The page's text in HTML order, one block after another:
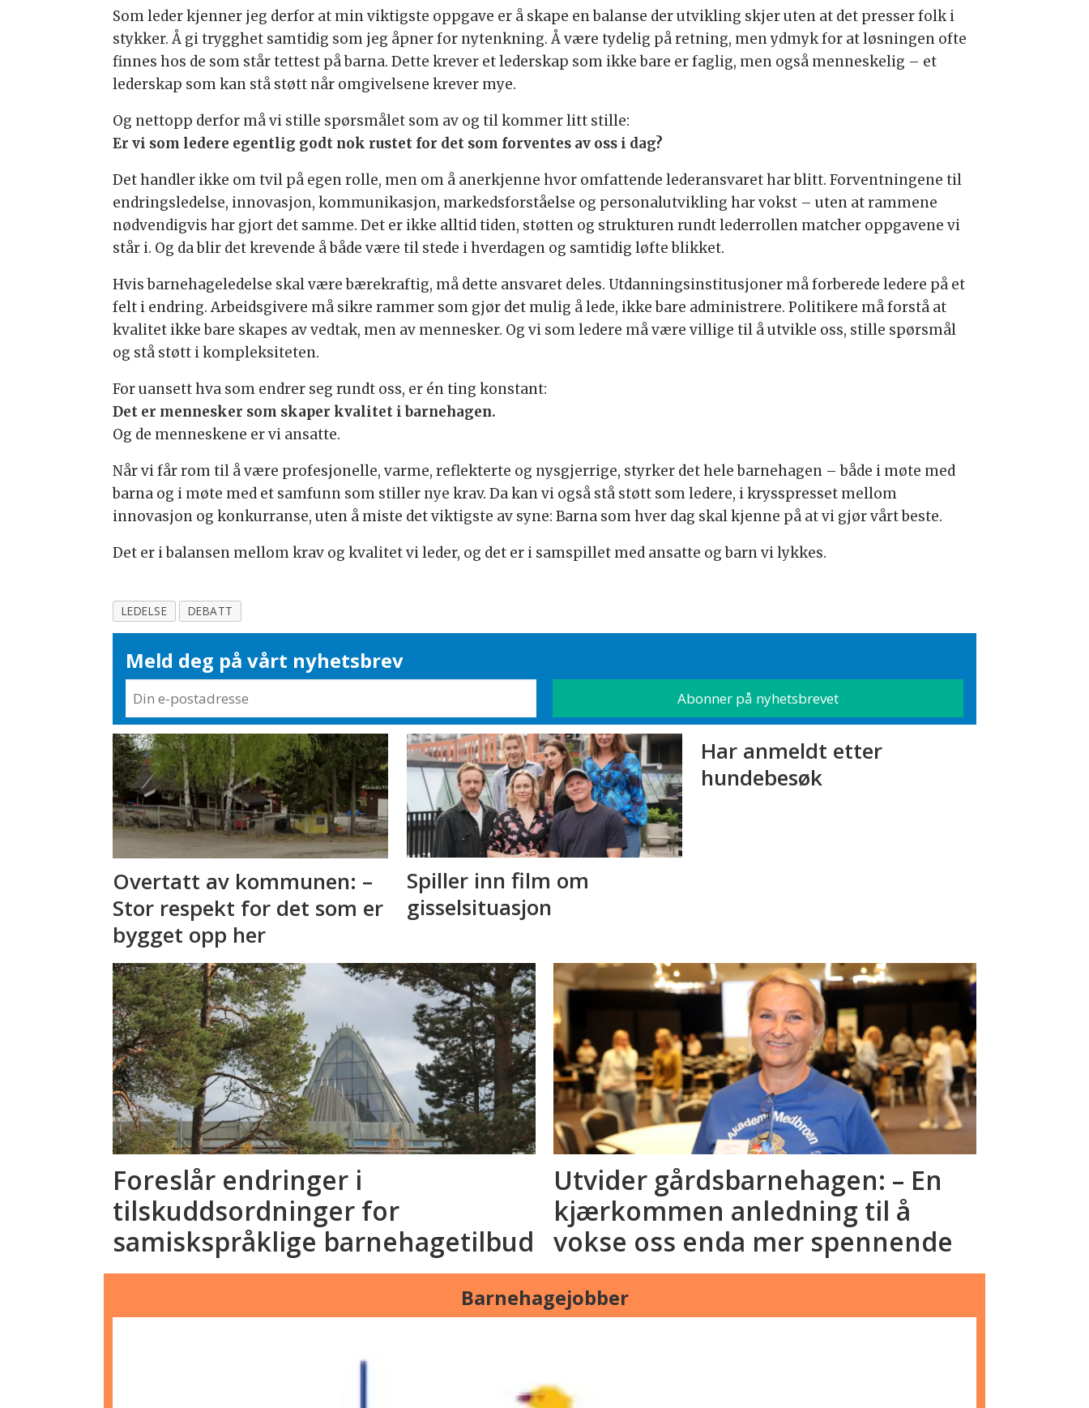
Som leder kjenner jeg derfor at min viktigste oppgave er å skape en balanse der utvikling skjer uten at det presser folk i
stykker. Å gi trygghet samtidig som jeg åpner for nytenkning. Å være tydelig på retning, men ydmyk for at løsningen ofte
finnes hos de som står tettest på barna. Dette krever et lederskap som ikke bare er faglig, men også menneskelig – et
lederskap som kan stå støtt når omgivelsene krever mye.
Og nettopp derfor må vi stille spørsmålet som av og til kommer litt stille:
Er vi som ledere egentlig godt nok rustet for det som forventes av oss i dag?
Det handler ikke om tvil på egen rolle, men om å anerkjenne hvor omfattende lederansvaret har blitt. Forventningene til
endringsledelse, innovasjon, kommunikasjon, markedsforståelse og personalutvikling har vokst – uten at rammene
nødvendigvis har gjort det samme. Det er ikke alltid tiden, støtten og strukturen rundt lederrollen matcher oppgavene vi
står i. Og da blir det krevende å både være til stede i hverdagen og samtidig løfte blikket.
Hvis barnehageledelse skal være bærekraftig, må dette ansvaret deles. Utdanningsinstitusjoner må forberede ledere på et
felt i endring. Arbeidsgivere må sikre rammer som gjør det mulig å lede, ikke bare administrere. Politikere må forstå at
kvalitet ikke bare skapes av vedtak, men av mennesker. Og vi som ledere må være villige til å utvikle oss, stille spørsmål
og stå støtt i kompleksiteten.
For uansett hva som endrer seg rundt oss, er én ting konstant:
Det er mennesker som skaper kvalitet i barnehagen.
Og de menneskene er vi ansatte.
Når vi får rom til å være profesjonelle, varme, reflekterte og nysgjerrige, styrker det hele barnehagen – både i møte med
barna og i møte med et samfunn som stiller nye krav. Da kan vi også stå støtt som ledere, i krysspresset mellom
innovasjon og konkurranse, uten å miste det viktigste av syne: Barna som hver dag skal kjenne på at vi gjør vårt beste.
Det er i balansen mellom krav og kvalitet vi leder, og det er i samspillet med ansatte og barn vi lykkes.
LEDELSE DEBATT
Meld deg på vårt nyhetsbrev
Overtatt av kommunen: –
Stor respekt for det som er
bygget opp her
Spiller inn film om
gisselsituasjon
Har anmeldt etter
hundebesøk
Foreslår endringer i
tilskuddsordninger for
samiskspråklige barnehagetilbud
Utvider gårdsbarnehagen: – En
kjærkommen anledning til å
vokse oss enda mer spennende
Barnehagejobber